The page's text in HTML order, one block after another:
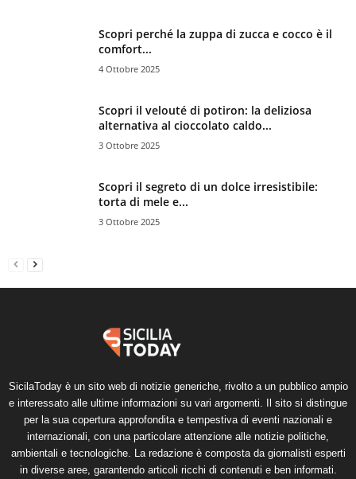
Scopri perché la zuppa di zucca e cocco è il
comfort...
4 Ottobre 2025
Scopri il velouté di potiron: la deliziosa
alternativa al cioccolato caldo...
3 Ottobre 2025
Scopri il segreto di un dolce irresistibile:
torta di mele e...
3 Ottobre 2025
SicilaToday è un sito web di notizie generiche, rivolto a un pubblico ampio
e interessato alle ultime informazioni su vari argomenti. Il sito si distingue
per la sua copertura approfondita e tempestiva di eventi nazionali e
internazionali, con una particolare attenzione alle notizie politiche,
ambientali e tecnologiche. La redazione è composta da giornalisti esperti
in diverse aree, garantendo articoli ricchi di contenuti e ben informati.